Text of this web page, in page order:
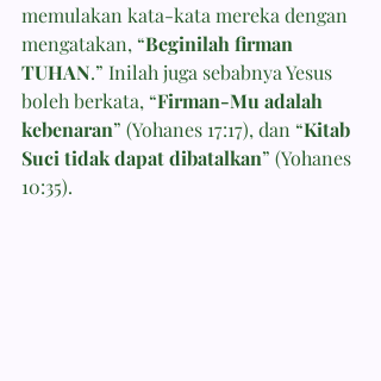
memulakan kata-kata mereka dengan
mengatakan, “Beginilah firman
TUHAN.” Inilah juga sebabnya Yesus
boleh berkata, “Firman-Mu adalah
kebenaran” (Yohanes 17:17), dan “Kitab
Suci tidak dapat dibatalkan” (Yohanes
10:35).